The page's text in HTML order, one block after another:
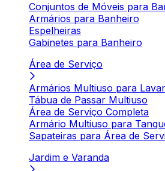
Conjuntos de Móveis para
Armários para Banheiro
Espelheiras
Gabinetes para Banheiro
Área de Serviço
Armários Multiuso para
Tábua de Passar Multiuso
Área de Serviço Completa
Armário Multiuso para
Sapateiras para Área de
Jardim e Varanda